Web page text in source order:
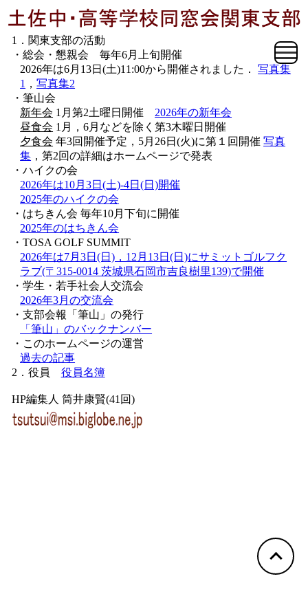
1．関東支部の活動
・総会・懇親会 毎年6月上旬開催
2026年は6月13日(土)11:00から開催されました．写真集
1 ，写真集2
・筆山会
新年会 1月第2土曜日開催 2026年の新年会
昼食会 1月，6月などを除く第3木曜日開催
夕食会 年3回開催予定，5月26日(火)に第１回開催写真
集 ，第2回の詳細はホームページで発表
・ハイクの会
2026年は10月3日(土)-4日(日)開催
2025年のハイクの会
・はちきん会 毎年10月下旬に開催
2025年のはちきん会
・TOSA GOLF SUMMIT
2026年は7月3日(日)，12月13日(日)にサミットゴルフク
ラブ(〒315-0014 茨城県石岡市吉良樹里139)で開催
・学生・若手社会人交流会
2026年3月の交流会
・支部会報「筆山」の発行
「筆山」のバックナンバー
・このホームページの運営
過去の記事
2．役員 役員名簿
HP編集人 筒井康賢(41回)